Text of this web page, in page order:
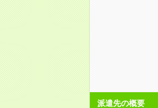
派遣先の概要